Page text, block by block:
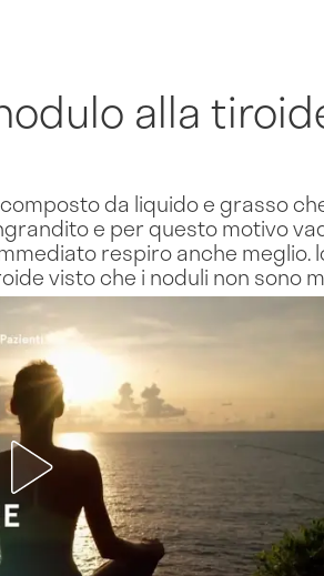
alla
da liquido e grasso
e per questo motivo
respiro anche meglio.
visto che i noduli non sono